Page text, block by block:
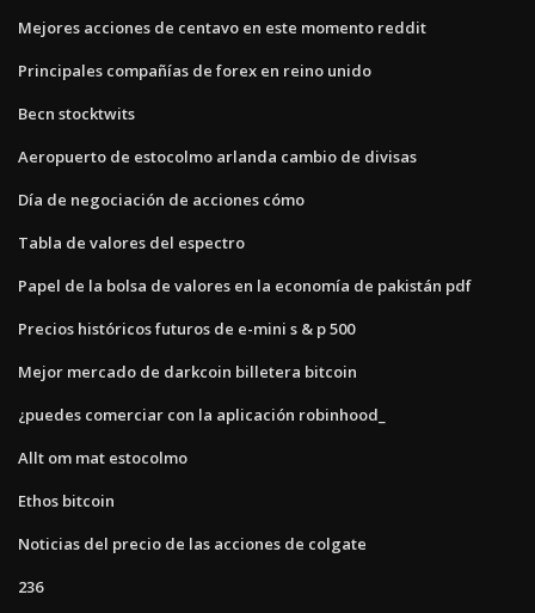
Mejores acciones de centavo en este momento reddit
Principales compañías de forex en reino unido
Becn stocktwits
Aeropuerto de estocolmo arlanda cambio de divisas
Día de negociación de acciones cómo
Tabla de valores del espectro
Papel de la bolsa de valores en la economía de pakistán pdf
Precios históricos futuros de e-mini s & p 500
Mejor mercado de darkcoin billetera bitcoin
¿puedes comerciar con la aplicación robinhood_
Allt om mat estocolmo
Ethos bitcoin
Noticias del precio de las acciones de colgate
236